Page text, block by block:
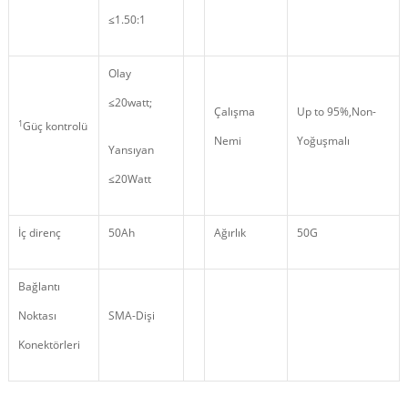
≤1.50:1
1Güç kontrolü
Olay
≤20watt;
Yansıyan
≤20Watt
Çalışma
Nemi
Up to 95%,Non-
Yoğuşmalı
İç direnç 50Ah Ağırlık 50G
Bağlantı
Noktası
Konektörleri
SMA-Dişi